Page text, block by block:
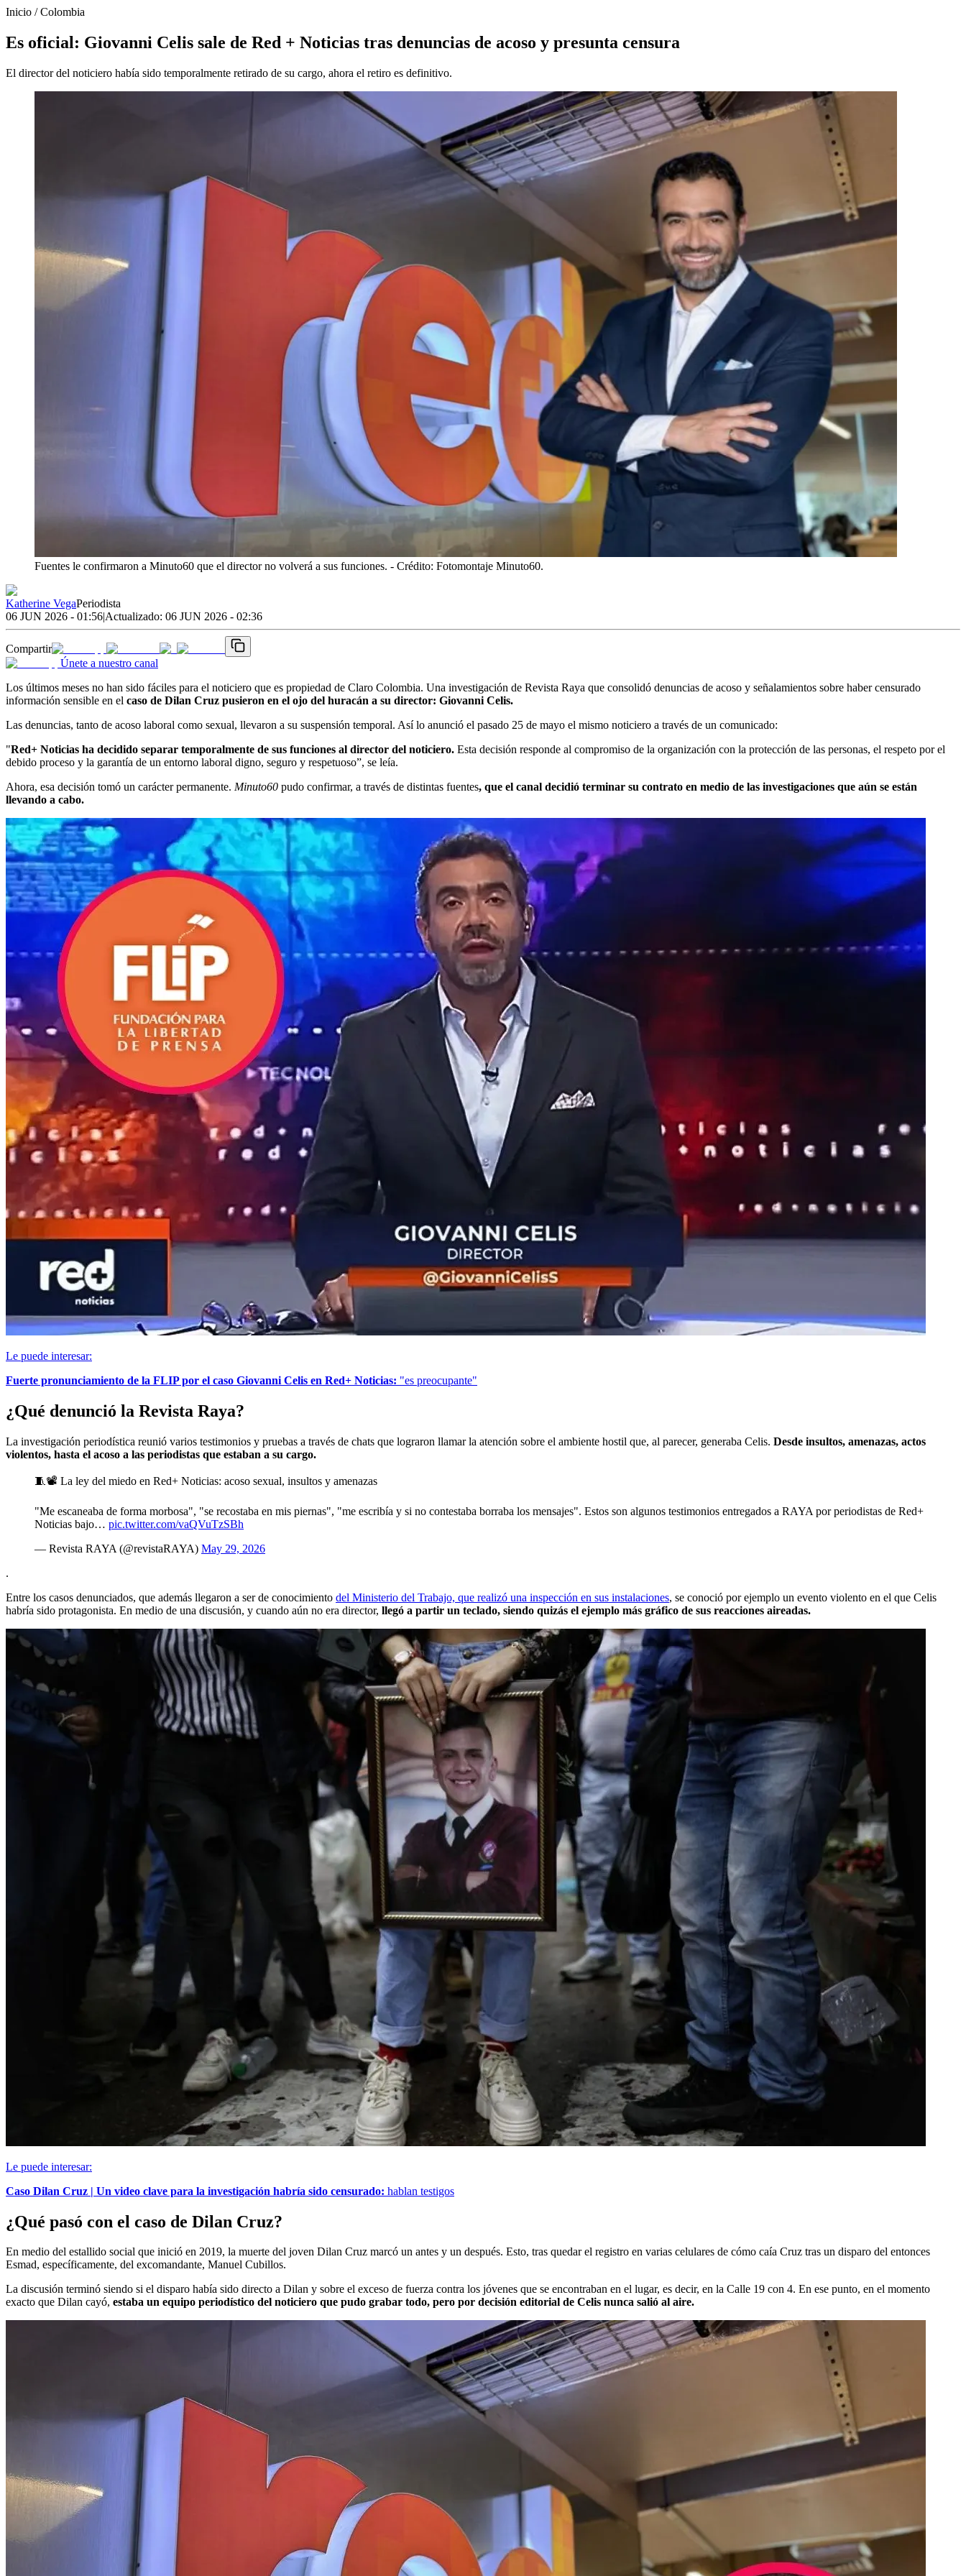
Inicio /Colombia
Es oficial: Giovanni Celis sale de Red + Noticias tras denuncias de acoso y presunta censura
El director del noticiero había sido temporalmente retirado de su cargo, ahora el retiro es definitivo.
Fuentes le confirmaron a Minuto60 que el director no volverá a sus funciones. - Crédito: Fotomontaje Minuto60.
Katherine VegaPeriodista
06 JUN 2026 - 01:56|Actualizado: 06 JUN 2026 - 02:36
Compartir
Únete a nuestro canal
Los últimos meses no han sido fáciles para el noticiero que es propiedad de Claro Colombia. Una investigación de Revista Raya que consolidó denuncias de acoso y señalamientos sobre haber censurado
información sensible en el caso de Dilan Cruz pusieron en el ojo del huracán a su director: Giovanni Celis.
Las denuncias, tanto de acoso laboral como sexual, llevaron a su suspensión temporal. Así lo anunció el pasado 25 de mayo el mismo noticiero a través de un comunicado:
"Red+ Noticias ha decidido separar temporalmente de sus funciones al director del noticiero. Esta decisión responde al compromiso de la organización con la protección de las personas, el respeto por el
debido proceso y la garantía de un entorno laboral digno, seguro y respetuoso”, se leía.
Ahora, esa decisión tomó un carácter permanente. Minuto60 pudo confirmar, a través de distintas fuentes, que el canal decidió terminar su contrato en medio de las investigaciones que aún se están
llevando a cabo.
Le puede interesar:
Fuerte pronunciamiento de la FLIP por el caso Giovanni Celis en Red+ Noticias: "es preocupante"
¿Qué denunció la Revista Raya?
La investigación periodística reunió varios testimonios y pruebas a través de chats que lograron llamar la atención sobre el ambiente hostil que, al parecer, generaba Celis. Desde insultos, amenazas, actos
violentos, hasta el acoso a las periodistas que estaban a su cargo.
🧵📽️ La ley del miedo en Red+ Noticias: acoso sexual, insultos y amenazas
"Me escaneaba de forma morbosa", "se recostaba en mis piernas", "me escribía y si no contestaba borraba los mensajes". Estos son algunos testimonios entregados a RAYA por periodistas de Red+
Noticias bajo… pic.twitter.com/vaQVuTzSBh
— Revista RAYA (@revistaRAYA) May 29, 2026
.
Entre los casos denunciados, que además llegaron a ser de conocimiento del Ministerio del Trabajo, que realizó una inspección en sus instalaciones, se conoció por ejemplo un evento violento en el que Celis
habría sido protagonista. En medio de una discusión, y cuando aún no era director, llegó a partir un teclado, siendo quizás el ejemplo más gráfico de sus reacciones aireadas.
Le puede interesar:
Caso Dilan Cruz | Un video clave para la investigación habría sido censurado: hablan testigos
¿Qué pasó con el caso de Dilan Cruz?
En medio del estallido social que inició en 2019, la muerte del joven Dilan Cruz marcó un antes y un después. Esto, tras quedar el registro en varias celulares de cómo caía Cruz tras un disparo del entonces
Esmad, específicamente, del excomandante, Manuel Cubillos.
La discusión terminó siendo si el disparo había sido directo a Dilan y sobre el exceso de fuerza contra los jóvenes que se encontraban en el lugar, es decir, en la Calle 19 con 4. En ese punto, en el momento
exacto que Dilan cayó, estaba un equipo periodístico del noticiero que pudo grabar todo, pero por decisión editorial de Celis nunca salió al aire.